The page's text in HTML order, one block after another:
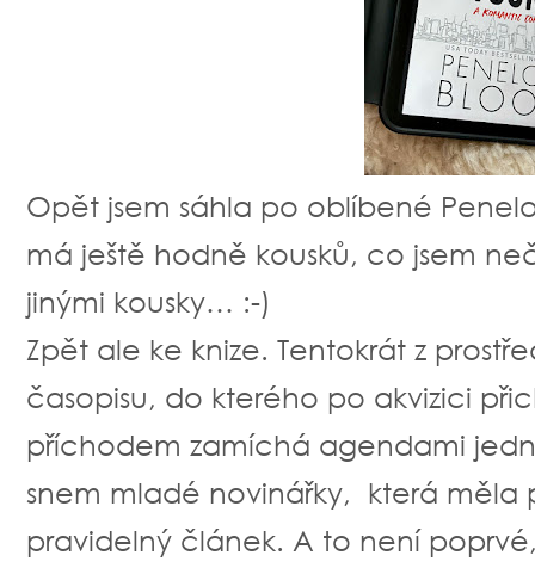
Opět jsem sáhla po oblíbené
má ještě hodně kousků, co jsem
jinými kousky… :-)
Zpět ale ke knize. Tentokrát z
časopisu, do kterého po akvizici
příchodem zamíchá agendami
snem mladé novinářky, která měla
pravidelný článek. A to není